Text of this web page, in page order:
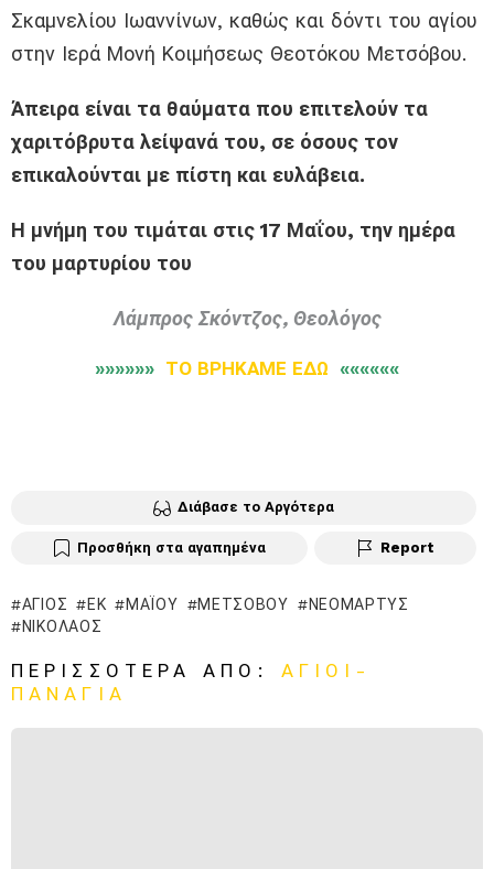
Σκαμνελίου Ιωαννίνων, καθώς και δόντι του αγίου
στην Ιερά Μονή Κοιμήσεως Θεοτόκου Μετσόβου.
Άπειρα είναι τα θαύματα που επιτελούν τα
χαριτόβρυτα λείψανά του, σε όσους τον
επικαλούνται με πίστη και ευλάβεια.
Η μνήμη του τιμάται στις 17 Μαΐου, την ημέρα
του μαρτυρίου του
Λάμπρος Σκόντζος, Θεολόγος
»»»»»» ΤΟ ΒΡΗΚΑΜΕ ΕΔΩ ««««««
Διάβασε το Αργότερα
Προσθήκη στα αγαπημένα Report
ΆΓΙΟΣ ΕΚ ΜΑΪ́ΟΥ ΜΕΤΣΌΒΟΥ
ΝΕΟΜΆΡΤΥΣ
ΝΙΚΌΛΑΟΣ
ΠΕΡΙΣΣΌΤΕΡΑ ΑΠΌ: ΑΓΙΟΙ-
ΠΑΝΑΓΙΑ